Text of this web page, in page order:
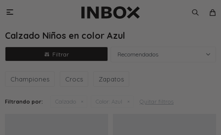

Calzado Niños en color Azul
Recomendados
Championes Crocs Zapatos
Filtrando por: Calzado Color: Azul Quitar filtros